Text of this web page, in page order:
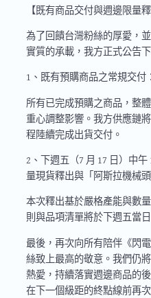
【既有商品交付與週邊限量釋
為了回饋台灣粉絲的厚愛，
實質的承載，我方正式公告
1、既有預購商品之常規交付：
所有已完成預購之商品，整
重心調整影響。我方供應鏈
程陸續完成出貨交付。
2、下週五（7 月 17 日）中
量現貨釋出與「阿斯拉機械
本次釋出基於嚴格產能與數
則與品項清單將於下週五當
最後，再次向所有陪伴《閃
絲致上最高的敬意。我們仍
熱愛，持續落實週邊商品的
在下一個級距的終點線前再